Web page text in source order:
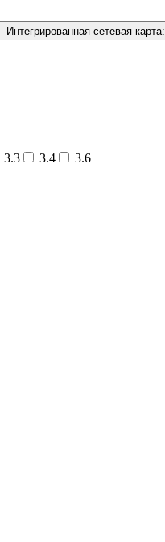
Интегрированная сетевая карта:
3.3 3.4 3.6